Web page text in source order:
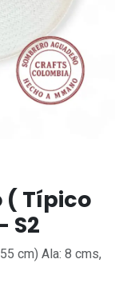
( Típico
S2
cm) Ala: 8 cms,